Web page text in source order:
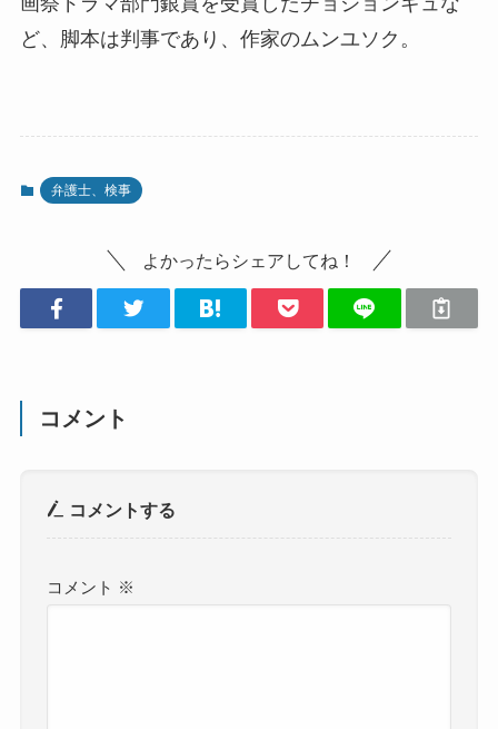
ど、脚本は判事であり、作家のムンユソク。
弁護士、検事
よかったらシェアしてね！
コメント
コメントする
コメント ※